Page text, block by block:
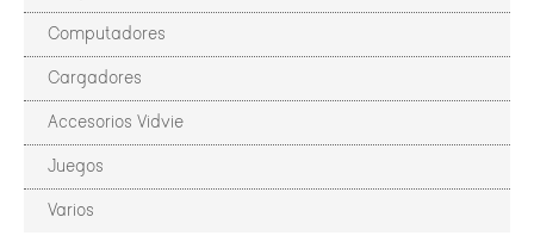
Computadores
Cargadores
Accesorios Vidvie
Juegos
Varios